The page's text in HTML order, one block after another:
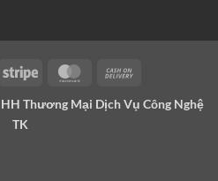
Stripe MasterCard
Delivery
Thương Mại Dịch Vụ Công Nghệ
TK